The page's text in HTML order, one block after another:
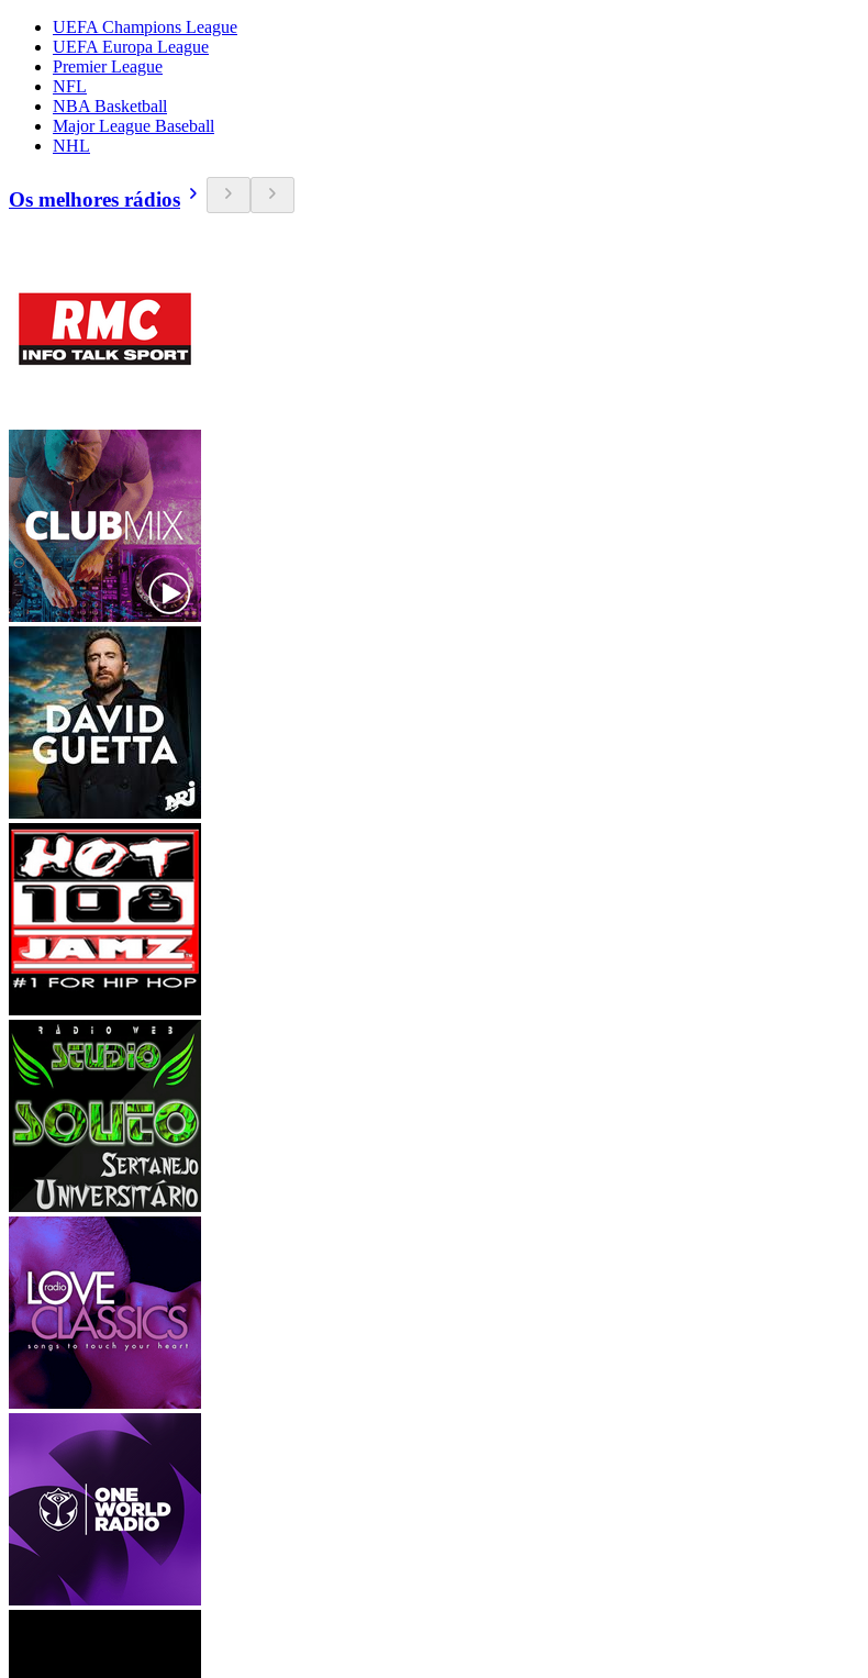
UEFA Champions League
UEFA Europa League
Premier League
NFL
NBA Basketball
Major League Baseball
NHL
Os melhores rádios